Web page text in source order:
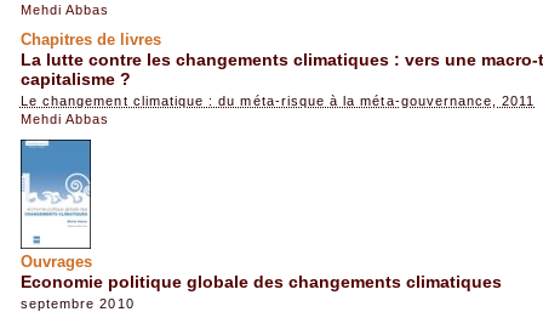
Mehdi Abbas
Chapitres de livres
La lutte contre les changements climatiques : vers une
capitalisme ?
Le changement climatique : du méta-risque à la méta-gouvernance, 2011
Mehdi Abbas
Ouvrages
Economie politique globale des changements climatiques
septembre 2010